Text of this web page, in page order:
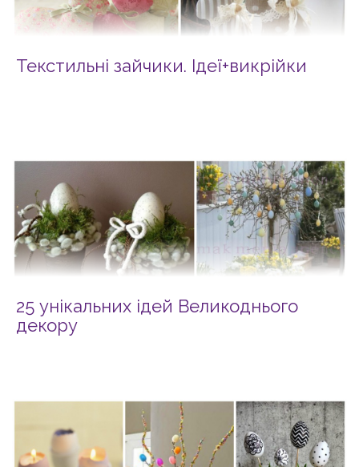
Текстильні зайчики. Ідеї+викрійки
25 унікальних ідей Великоднього
декору